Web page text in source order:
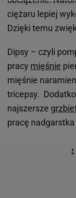
ciężaru lepiej
Dzięki temu
Dipsy – czyli
pracy mięśnie
mięśnie
tricepsy.
najszersze
pracę